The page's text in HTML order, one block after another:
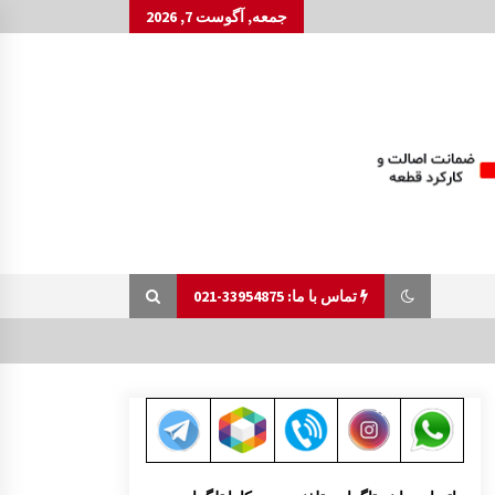
جمعه, آگوست 7, 2026
تماس با ما: 33954875-021
درب صندوق عقب مزدا 323 GLX , FL
10:37 ق.ظ